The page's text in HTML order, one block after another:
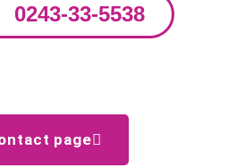
0243-33-5538
page